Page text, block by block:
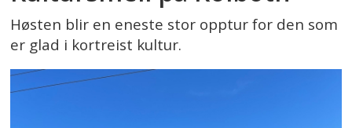
Høsten blir en eneste stor opptur for den som
er glad i kortreist kultur.